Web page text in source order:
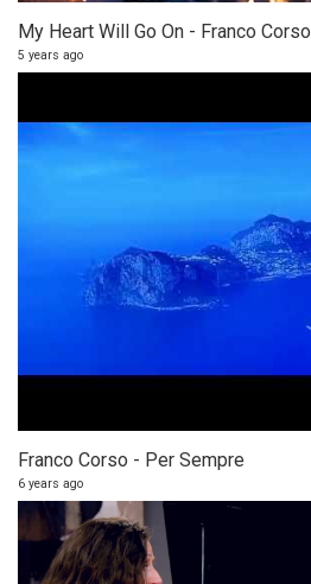
My Heart Will Go On - Franco Corso
5 years ago
Franco Corso - Per Sempre
6 years ago